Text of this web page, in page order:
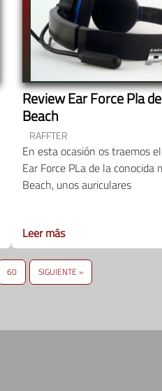
Review Ear Force Pla
Beach
RAFFTER
En esta ocasión os traemos
Ear Force PLa de la conocida
Beach, unos auriculares
Leer más
60 SIGUIENTE »